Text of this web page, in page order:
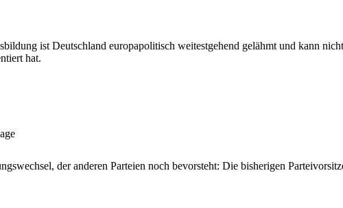
ist Deutschland europapolitisch weitestgehend gelähmt und kann
hat.
der anderen Parteien noch bevorsteht: Die bisherigen